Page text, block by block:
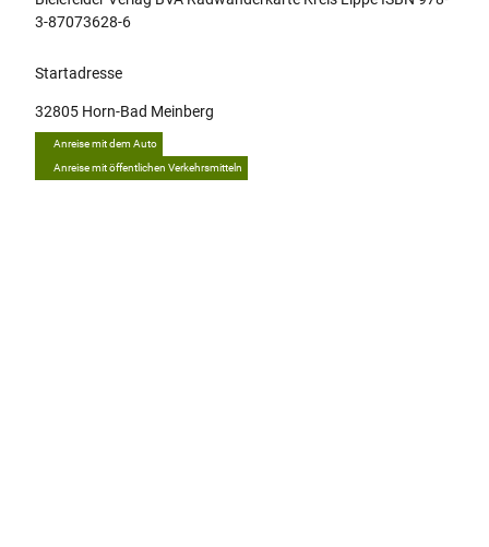
3-87073628-6
Startadresse
32805 Horn-Bad Meinberg
Anreise mit dem Auto
Anreise mit öffentlichen Verkehrsmitteln